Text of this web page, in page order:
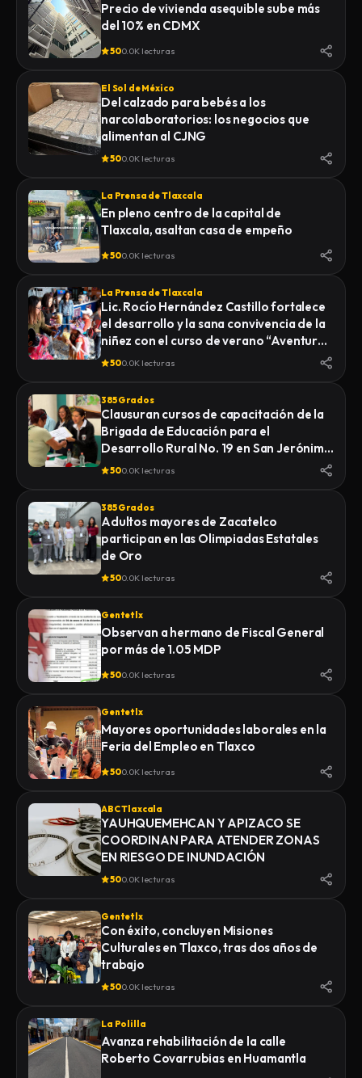
Precio de vivienda asequible sube más
del 10% en CDMX
500.0K lecturas
El Sol de México
Del calzado para bebés a los
narcolaboratorios: los negocios que
alimentan al CJNG
500.0K lecturas
La Prensa de Tlaxcala
En pleno centro de la capital de
Tlaxcala, asaltan casa de empeño
500.0K lecturas
La Prensa de Tlaxcala
Lic. Rocío Hernández Castillo fortalece
el desarrollo y la sana convivencia de la
niñez con el curso de verano “Aventuras
Diferentes”.
500.0K lecturas
385 Grados
Clausuran cursos de capacitación de la
Brigada de Educación para el
Desarrollo Rural No. 19 en San Jerónimo
Zacualpan
500.0K lecturas
385 Grados
Adultos mayores de Zacatelco
participan en las Olimpiadas Estatales
de Oro
500.0K lecturas
Gentetlx
Observan a hermano de Fiscal General
por más de 1.05 MDP
500.0K lecturas
Gentetlx
Mayores oportunidades laborales en la
Feria del Empleo en Tlaxco
500.0K lecturas
ABC Tlaxcala
YAUHQUEMEHCAN Y APIZACO SE
COORDINAN PARA ATENDER ZONAS
EN RIESGO DE INUNDACIÓN
500.0K lecturas
Gentetlx
Con éxito, concluyen Misiones
Culturales en Tlaxco, tras dos años de
trabajo
500.0K lecturas
La Polilla
Avanza rehabilitación de la calle
Roberto Covarrubias en Huamantla